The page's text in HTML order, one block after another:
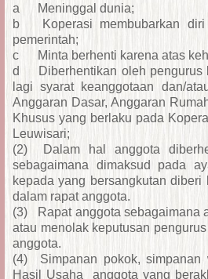
a
Meninggal dunia;
b
Koperasi membubarkan
pemerintah;
c
Minta berhenti karena atas
d
Diberhentikan oleh pengurus
lagi syarat keanggotaan dan/
Anggaran Dasar, Anggaran
Khusus yang berlaku pada
Leuwisari;
(2)
Dalam hal anggota
sebagaimana dimaksud pada
kepada yang bersangkutan
dalam rapat anggota.
(3)
Rapat anggota sebagaimana
atau menolak keputusan
anggota.
(4)
Simpanan pokok,
Hasil Usaha anggota yang